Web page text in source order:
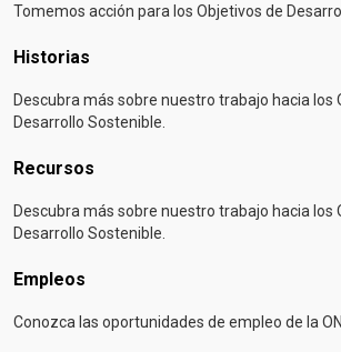
Tomemos acción para los Objetivos de
Historias
Descubra más sobre nuestro trabajo hacia los
Desarrollo Sostenible.
Recursos
Descubra más sobre nuestro trabajo hacia los
Desarrollo Sostenible.
Empleos
Conozca las oportunidades de empleo de la